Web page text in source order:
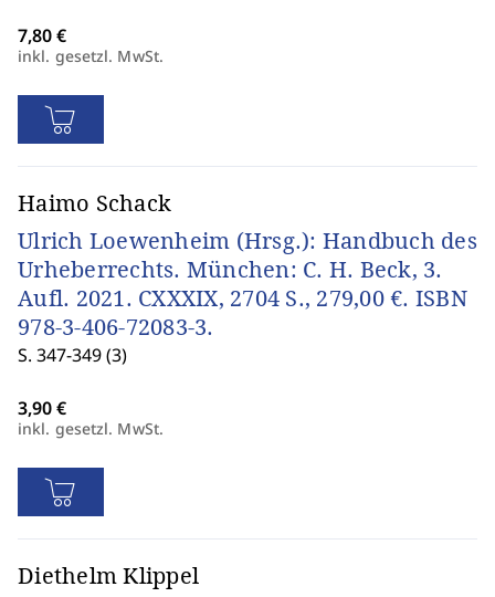
inkl. gesetzl. MwSt.
Haimo Schack
Ulrich Loewenheim (Hrsg.): Handbuch des
Urheberrechts. München: C. H. Beck, 3.
Aufl. 2021. CXXXIX, 2704 S., 279,00 €. ISBN
978-3-406-72083-3.
S. 347-349 (3)
inkl. gesetzl. MwSt.
Diethelm Klippel